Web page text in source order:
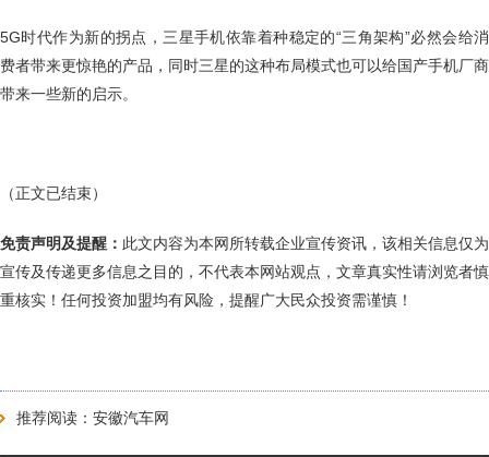
5G时代作为新的拐点，三星手机依靠着种稳定的“三角架构”必然会给消
费者带来更惊艳的产品，同时三星的这种布局模式也可以给国产手机厂商
带来一些新的启示。
（正文已结束）
免责声明及提醒： 此文内容为本网所转载企业宣传资讯，该相关信息仅为
宣传及传递更多信息之目的，不代表本网站观点，文章真实性请浏览者慎
重核实！任何投资加盟均有风险，提醒广大民众投资需谨慎！
推荐阅读： 安徽汽车网